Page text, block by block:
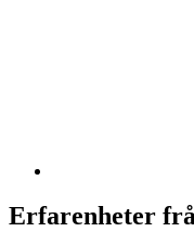
Erfarenheter